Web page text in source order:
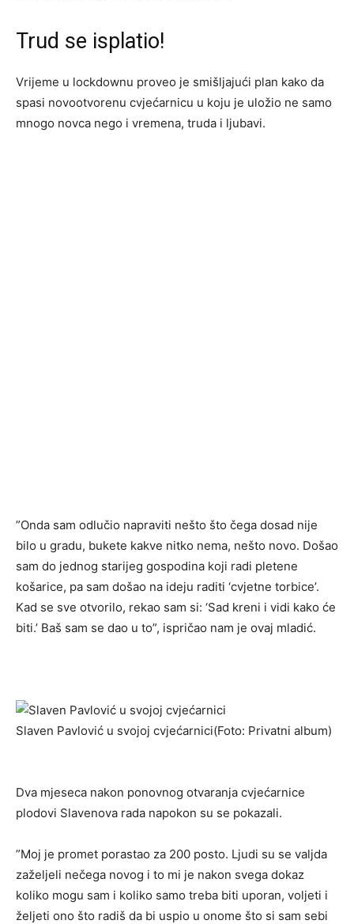
Trud se isplatio!
Vrijeme u lockdownu proveo je smišljajući plan kako da
spasi novootvorenu cvjećarnicu u koju je uložio ne samo
mnogo novca nego i vremena, truda i ljubavi.
”Onda sam odlučio napraviti nešto što čega dosad nije
bilo u gradu, bukete kakve nitko nema, nešto novo. Došao
sam do jednog starijeg gospodina koji radi pletene
košarice, pa sam došao na ideju raditi ‘cvjetne torbice’.
Kad se sve otvorilo, rekao sam si: ‘Sad kreni i vidi kako će
biti.’ Baš sam se dao u to”, ispričao nam je ovaj mladić.
Slaven Pavlović u svojoj cvjećarnici(Foto: Privatni album)
Dva mjeseca nakon ponovnog otvaranja cvjećarnice
plodovi Slavenova rada napokon su se pokazali.
”Moj je promet porastao za 200 posto. Ljudi su se valjda
zaželjeli nečega novog i to mi je nakon svega dokaz
koliko mogu sam i koliko samo treba biti uporan, voljeti i
željeti ono što radiš da bi uspio u onome što si sam sebi